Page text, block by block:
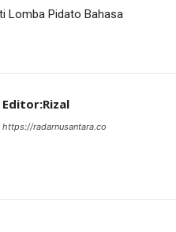
Lomba Pidato Bahasa
Editor:Rizal
https://radarnusantara.co